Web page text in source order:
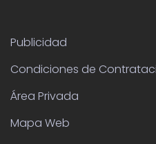
Publicidad
Condiciones de
Área Privada
Mapa Web